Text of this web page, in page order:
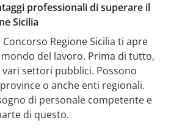
professionali di superare il
Sicilia
Regione Sicilia ti apre
del lavoro. Prima di tutto,
settori pubblici. Possono
o anche enti regionali.
di personale competente e
di questo.